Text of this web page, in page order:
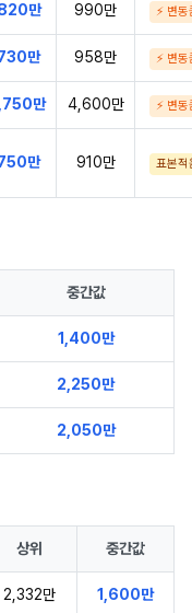
만 990만 ⚡ 변동
만 958만 ⚡ 변동
만 4,600만 ⚡ 변동
만 910만 표본적
중간값
1,400만
2,250만
2,050만
상위 중간값
2,332만 1,600만